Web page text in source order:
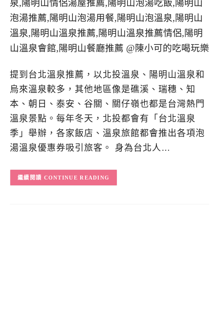
提到台北溫泉推薦，以北投溫泉、陽明山溫泉和
烏來溫泉較多，其他地區像是礁溪、瑞穗、知
本、朝日、泰安、谷關、關仔嶺也都是台灣熱門
溫泉景點。每年冬天，北投都會有「台北溫泉
季」舉辦，各家飯店、溫泉旅館都會推出各項泡
湯溫泉優惠券吸引旅客。 身為台北人…
CONTINUE READING